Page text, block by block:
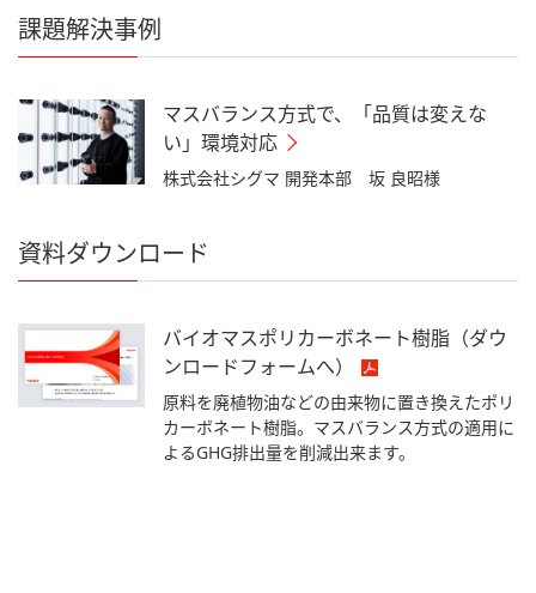
課題解決事例
マスバランス方式で、「品質は変えな
い」環境対応
株式会社シグマ 開発本部 坂 良昭様
資料ダウンロード
バイオマスポリカーボネート樹脂（ダウ
ンロードフォームへ）
原料を廃植物油などの由来物に置き換えたポリ
カーボネート樹脂。マスバランス方式の適用に
よるGHG排出量を削減出来ます。